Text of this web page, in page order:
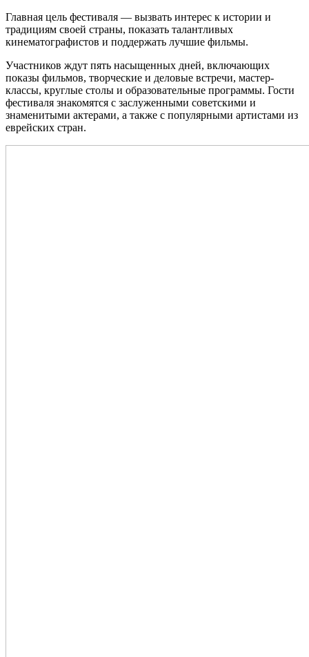
Главная цель фестиваля — вызвать интерес к истории и
традициям своей страны, показать талантливых
кинематографистов и поддержать лучшие фильмы.
Участников ждут пять насыщенных дней, включающих
показы фильмов, творческие и деловые встречи, мастер-
классы, круглые столы и образовательные программы. Гости
фестиваля знакомятся с заслуженными советскими и
знаменитыми актерами, а также с популярными артистами из
еврейских стран.